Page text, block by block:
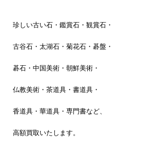
珍しい古い石・鑑賞石・観賞石・
古谷石・太湖石・菊花石・碁盤・
碁石・中国美術・朝鮮美術・
仏教美術・茶道具・書道具・
香道具・華道具・専門書など、
高額買取いたします。